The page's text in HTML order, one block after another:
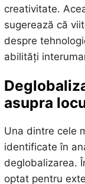
creativitate.
sugerează că
despre
abilități
asupra
Una dintre cele
identificate în
deglobalizarea.
optat pentru